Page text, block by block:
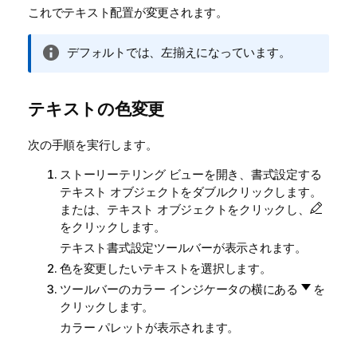
これでテキスト配置が変更されます。
情
モ
デフォルトでは、左揃えになっています。
テキストの色変更
次の手順を実行します。
ストーリーテリング ビューを開き、書式設定する
テキスト オブジェクトをダブルクリックします。
または、テキスト オブジェクトをクリックし、
をクリックします。
テキスト書式設定ツールバーが表示されます。
色を変更したいテキストを選択します。
ツールバーのカラー インジケータの横にある
を
クリックします。
カラー パレットが表示されます。